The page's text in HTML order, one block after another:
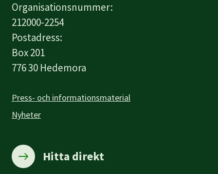
Organisationsnummer:
212000-2254
Postadress:
Box 201
776 30 Hedemora
Press- och informationsmaterial
Nyheter
Hitta direkt